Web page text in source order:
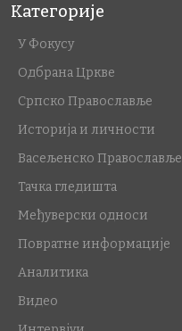
Категорије
У Фокусу
Одбрана Цркве
Српско Православље
Историја и личности
Васељенско Православље
Тачка гледишта
Међуверски односи
Повратне информације
Аналитика
Видео